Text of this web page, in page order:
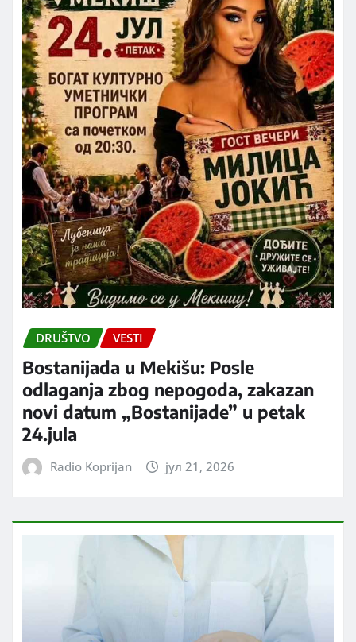
DRUŠTVO VESTI
Bostanijada u Mekišu: Posle
odlaganja zbog nepogoda, zakazan
novi datum „Bostanijade” u petak
24.jula
Radio Koprijan јул 21, 2026